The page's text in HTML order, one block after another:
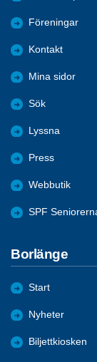
Föreningar
Kontakt
Mina sidor
Sök
Lyssna
Press
Webbutik
SPF
Borlänge
Start
Nyheter
Biljettkiosken